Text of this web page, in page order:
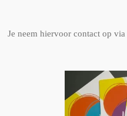
Je neem hiervoor contact op via